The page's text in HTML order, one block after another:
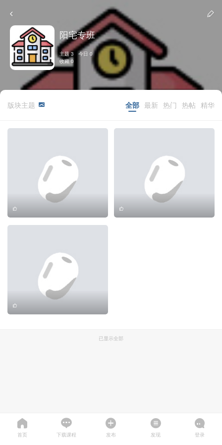
阳宅专班
主题 3 今日 0
收藏 0
版块主题 全部 最新 热门 热帖 精华
已显示全部
首页 下载课程 发布 发现 登录